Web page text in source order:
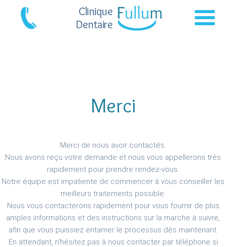
Clinique
Dentaire
Merci
Merci de nous avoir contactés.
Nous avons reçu votre demande et nous vous appellerons très
rapidement pour prendre rendez-vous.
Notre équipe est impatiente de commencer à vous conseiller les
meilleurs traitements possible.
Nous vous contacterons rapidement pour vous fournir de plus
amples informations et des instructions sur la marche à suivre,
afin que vous puissiez entamer le processus dès maintenant.
En attendant, n'hésitez pas à nous contacter par téléphone si